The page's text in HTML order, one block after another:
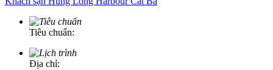
Tiêu chuẩn:
Địa chỉ: